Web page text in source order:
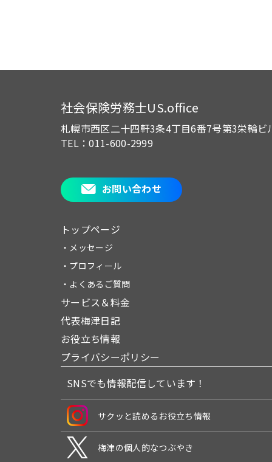
社会保険労務士US.office
札幌市西区二十四軒3条4丁目6番7号第3栄輪ビ
TEL：011-600-2999
お問い合わせ
トップページ
・メッセージ
・プロフィール
・よくあるご質問
サービス＆料金
代表梅津日記
お役立ち情報
プライバシーポリシー
SNSでも情報配信しています！
サクッと読めるお役立ち情報
梅津の個人的なつぶやき